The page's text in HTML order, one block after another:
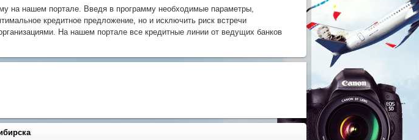
на нашем портале. Введя в программу необходимые параметры,
кредитное предложение, но и исключить риск встречи
На нашем портале все кредитные линии от ведущих банков